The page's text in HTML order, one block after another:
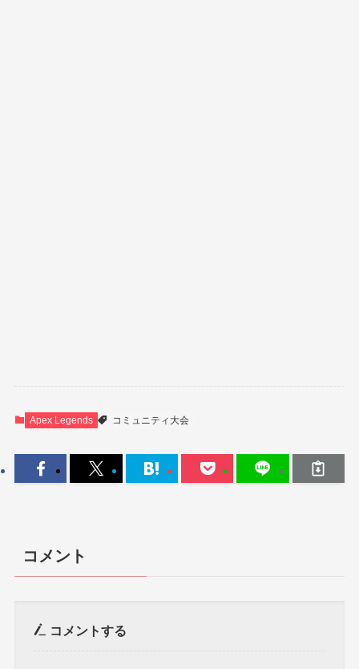
Apex Legends コミュニティ大会
コメント
コメントする